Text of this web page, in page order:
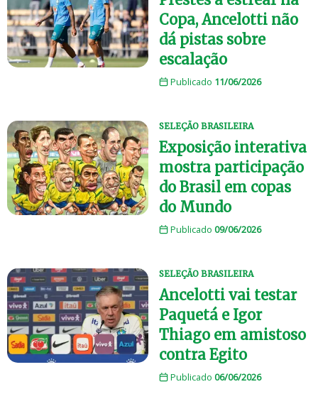
Copa, Ancelotti não
dá pistas sobre
escalação
Publicado 11/06/2026
SELEÇÃO BRASILEIRA
Exposição interativa
mostra participação
do Brasil em copas
do Mundo
Publicado 09/06/2026
SELEÇÃO BRASILEIRA
Ancelotti vai testar
Paquetá e Igor
Thiago em amistoso
contra Egito
Publicado 06/06/2026